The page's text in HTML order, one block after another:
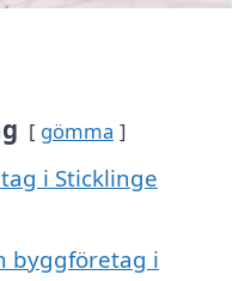
gömma
i Sticklinge
byggföretag i